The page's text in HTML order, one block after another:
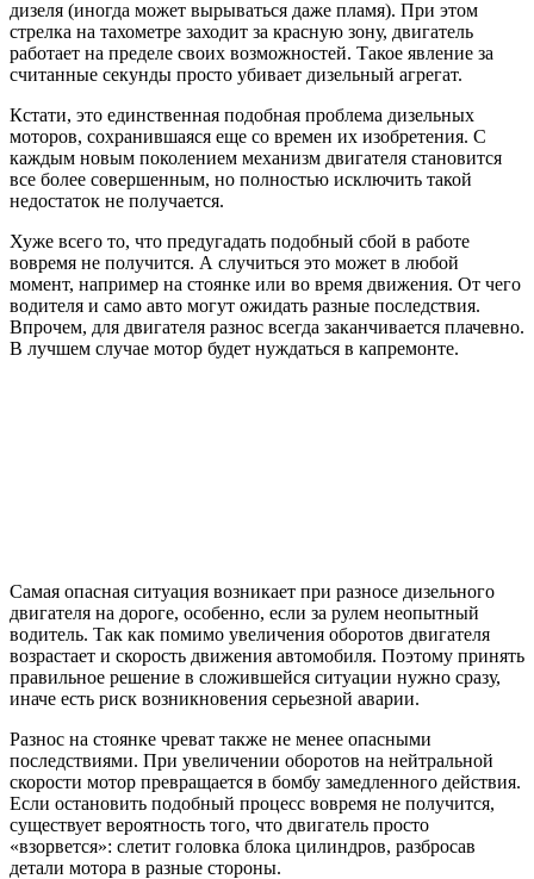
дизеля (иногда может вырываться даже пламя). При этом
стрелка на тахометре заходит за красную зону, двигатель
работает на пределе своих возможностей. Такое явление за
считанные секунды просто убивает дизельный агрегат.
Кстати, это единственная подобная проблема дизельных
моторов, сохранившаяся еще со времен их изобретения. С
каждым новым поколением механизм двигателя становится
все более совершенным, но полностью исключить такой
недостаток не получается.
Хуже всего то, что предугадать подобный сбой в работе
вовремя не получится. А случиться это может в любой
момент, например на стоянке или во время движения. От чего
водителя и само авто могут ожидать разные последствия.
Впрочем, для двигателя разнос всегда заканчивается плачевно.
В лучшем случае мотор будет нуждаться в капремонте.
Самая опасная ситуация возникает при разносе дизельного
двигателя на дороге, особенно, если за рулем неопытный
водитель. Так как помимо увеличения оборотов двигателя
возрастает и скорость движения автомобиля. Поэтому принять
правильное решение в сложившейся ситуации нужно сразу,
иначе есть риск возникновения серьезной аварии.
Разнос на стоянке чреват также не менее опасными
последствиями. При увеличении оборотов на нейтральной
скорости мотор превращается в бомбу замедленного действия.
Если остановить подобный процесс вовремя не получится,
существует вероятность того, что двигатель просто
«взорвется»: слетит головка блока цилиндров, разбросав
детали мотора в разные стороны.